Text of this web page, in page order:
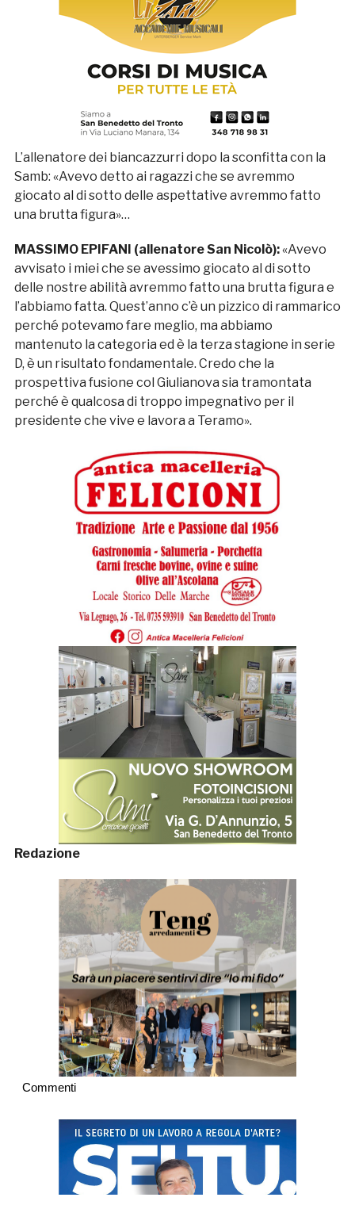
L’allenatore dei biancazzurri dopo la sconfitta con la
Samb: «Avevo detto ai ragazzi che se avremmo
giocato al di sotto delle aspettative avremmo fatto
una brutta figura»…
MASSIMO EPIFANI (allenatore San Nicolò):«Avevo
avvisato i miei che se avessimo giocato al di sotto
delle nostre abilità avremmo fatto una brutta figura e
l’abbiamo fatta. Quest’anno c’è un pizzico di rammarico
perché potevamo fare meglio, ma abbiamo
mantenuto la categoria ed è la terza stagione in serie
D, è un risultato fondamentale. Credo che la
prospettiva fusione col Giulianova sia tramontata
perché è qualcosa di troppo impegnativo per il
presidente che vive e lavora a Teramo».
Redazione
Commenti